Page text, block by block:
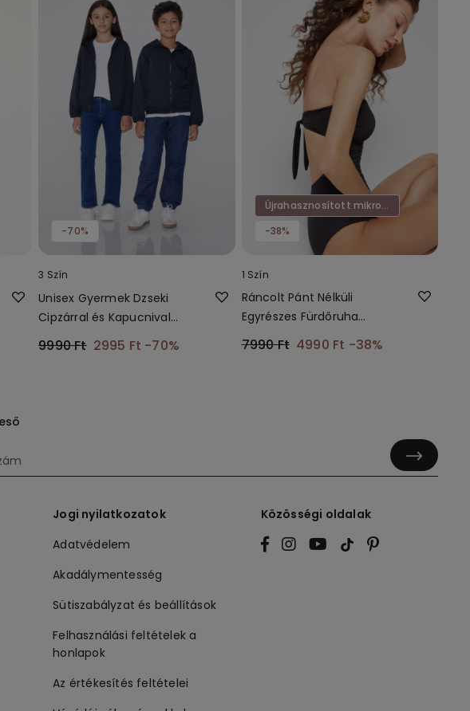
-70%
3 Szín
Unisex Gyermek Dzseki
Cipzárral és Kapucnival
Technikai Anyagból
9990 Ft 2995 Ft -70%
Újrahasznosított mikroszál
-38%
1 Szín
Ráncolt Pánt Nélküli
Egyrészes Fürdőruha
Újrahasznosított
7990 Ft 4990 Ft -38%
Jogi nyilatkozatok
Adatvédelem
Akadálymentesség
Sütiszabályzat és beállítások
Felhasználási feltételek a
honlapok
Az értékesítés feltételei
Közösségi oldalak